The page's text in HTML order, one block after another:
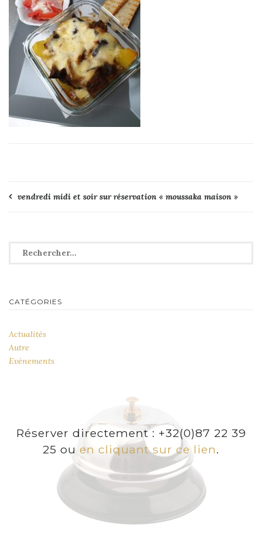
Navigation
vendredi midi et soir sur réservation « moussaka maison »
Rechercher :
CATÉGORIES
Actualités
Autre
Evénements
Réserver directement : +32(0)87 22 39
25 ou en cliquant sur ce lien.